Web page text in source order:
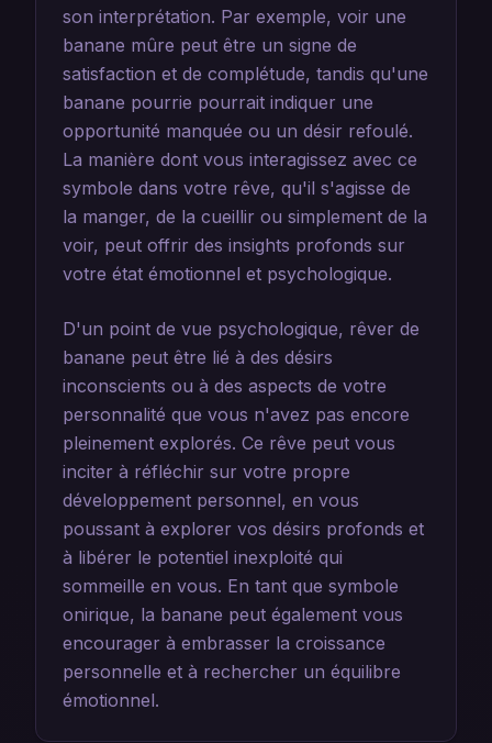
son interprétation. Par exemple, voir une
banane mûre peut être un signe de
satisfaction et de complétude, tandis qu'une
banane pourrie pourrait indiquer une
opportunité manquée ou un désir refoulé.
La manière dont vous interagissez avec ce
symbole dans votre rêve, qu'il s'agisse de
la manger, de la cueillir ou simplement de la
voir, peut offrir des insights profonds sur
votre état émotionnel et psychologique.
D'un point de vue psychologique, rêver de
banane peut être lié à des désirs
inconscients ou à des aspects de votre
personnalité que vous n'avez pas encore
pleinement explorés. Ce rêve peut vous
inciter à réfléchir sur votre propre
développement personnel, en vous
poussant à explorer vos désirs profonds et
à libérer le potentiel inexploité qui
sommeille en vous. En tant que symbole
onirique, la banane peut également vous
encourager à embrasser la croissance
personnelle et à rechercher un équilibre
émotionnel.